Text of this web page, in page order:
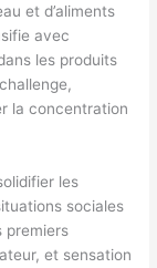
et d’aliments
avec
les produits
la concentration
les
sociales
premiers
et sensation